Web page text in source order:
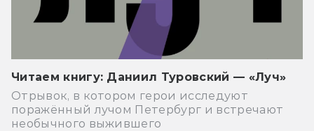
Читаем книгу: Даниил Туровский — «Луч»
Отрывок, в котором герои исследуют
поражённый лучом Петербург и встречают
необычного выжившего